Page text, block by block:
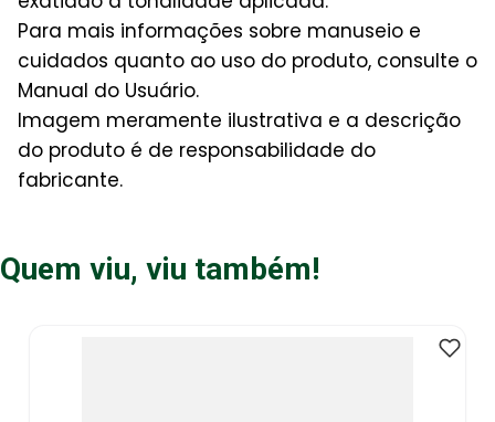
Para mais informações sobre manuseio e
cuidados quanto ao uso do produto, consulte o
Manual do Usuário.
Imagem meramente ilustrativa e a descrição
do produto é de responsabilidade do
fabricante.
Quem viu, viu também!